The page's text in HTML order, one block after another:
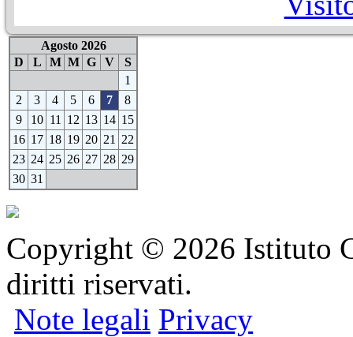
Agosto 2026
D
L M M G V
S
1
2
3 4 5 6 7
8
9
10 11 12 13 14 15
16 17 18 19 20 21
22
23 24 25 26 27 28 29
30 31
Copyright © 2026 Istituto
diritti riservati.
Note legali Privacy